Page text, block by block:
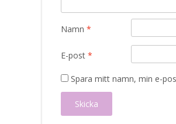
Namn *
E-post *
Spara mitt namn, min e-